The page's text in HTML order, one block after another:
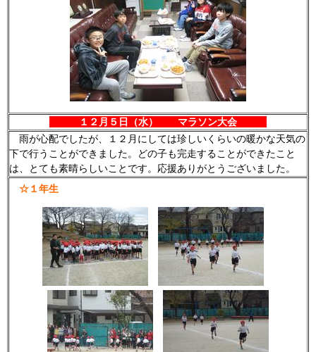
１２月５日（水） マラソン大会
雨が心配でしたが、１２月にしては珍しいくらいの暖かな天気の
下で行うことができました。どの子も完走することができたこと
は、とても素晴らしいことです。応援ありがとうございました。
☆１年生